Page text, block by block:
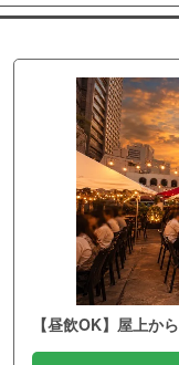
【昼飲OK】屋上か